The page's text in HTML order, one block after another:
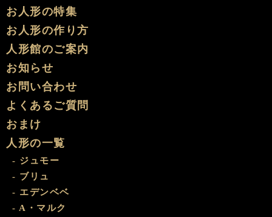
お人形の特集
お人形の作り方
人形館のご案内
お知らせ
お問い合わせ
よくあるご質問
おまけ
人形の一覧
- ジュモー
- ブリュ
- エデンベベ
- A・マルク